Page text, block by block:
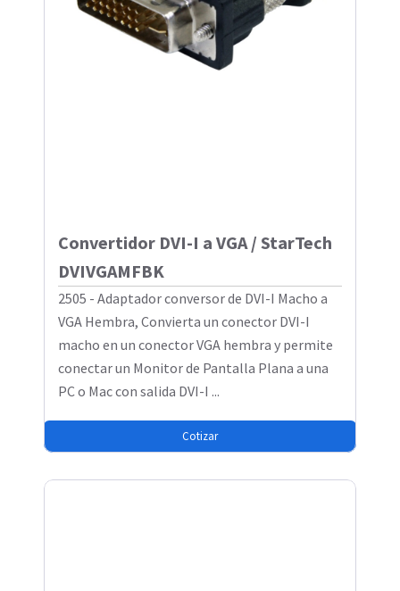
Convertidor DVI-I a VGA / StarTech
DVIVGAMFBK
2505 - Adaptador conversor de DVI-I Macho a
VGA Hembra, Convierta un conector DVI-I
macho en un conector VGA hembra y permite
conectar un Monitor de Pantalla Plana a una
PC o Mac con salida DVI-I ...
Cotizar